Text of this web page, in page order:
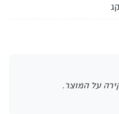
על המוצר.